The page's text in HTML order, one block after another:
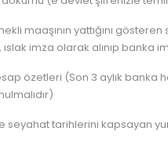
maaşının yattığını
imza olarak alınıp banka
özetleri (Son 3 aylık banka
seyahat tarihlerini kapsayan